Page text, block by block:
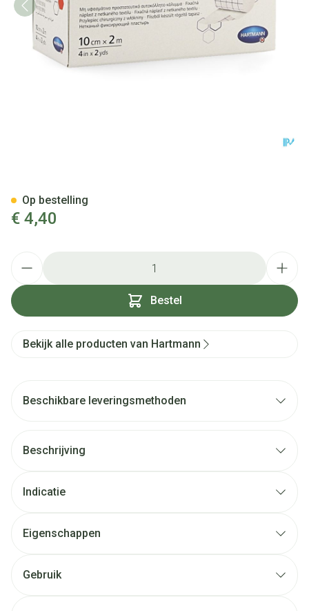
€ 4,40
Bestel
Op bestelling
Bekijk alle producten van Hartmann
Beschikbare leveringsmethoden
Beschrijving
Indicatie
Eigenschappen
Gebruik